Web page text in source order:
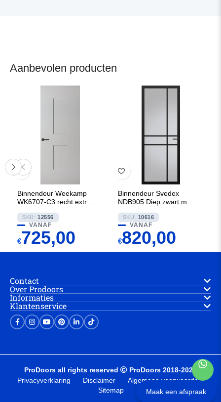
Aanbevolen producten
Binnendeur Weekamp
WK6707-C3 recht extra
SKU: 12556
VANAF
€725,00
Binnendeur Svedex
NDB905 Diep zwart met
SKU: 10616
VANAF
€820,00
Contact
Over Prodoors
Informaties
Klantenservice
ProDoors all rights reserved
ProDoors 2018-2025
Privacyverklaring
Disclaimer
Algemene voorwaarden
Sitemap
Maak een afspraak